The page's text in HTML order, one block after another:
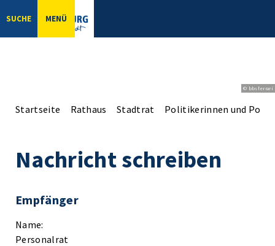
SUCHE MENÜ
© bbsferrari
Startseite Rathaus Stadtrat Politikerinnen und
Nachricht schreiben
Empfänger
Name:
Personalrat